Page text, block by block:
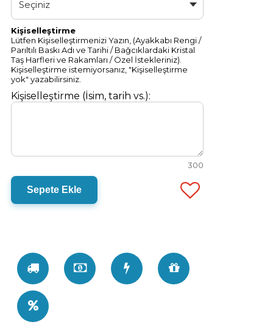
Kişiselleştirme
Lütfen Kişiselleştirmenizi Yazın, (Ayakkabı Rengi /
Parıltılı Baskı Adı ve Tarihi / Bağcıklardaki Kristal
Taş Harfleri ve Rakamları / Özel İstekleriniz).
Kişiselleştirme istemiyorsanız, "Kişiselleştirme
yok" yazabilirsiniz.
Kişiselleştirme (İsim, tarih vs.):
300
Sepete Ekle